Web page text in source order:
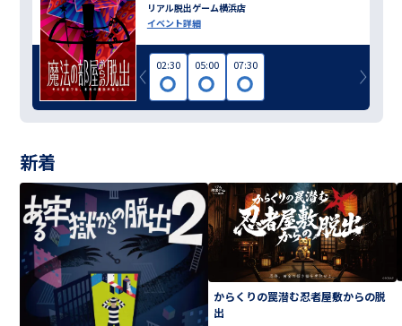
リアル脱出ゲーム横浜店
イベント詳細
02:30 05:00 07:30
新着
からくりの罠潜む忍者屋敷からの脱
出